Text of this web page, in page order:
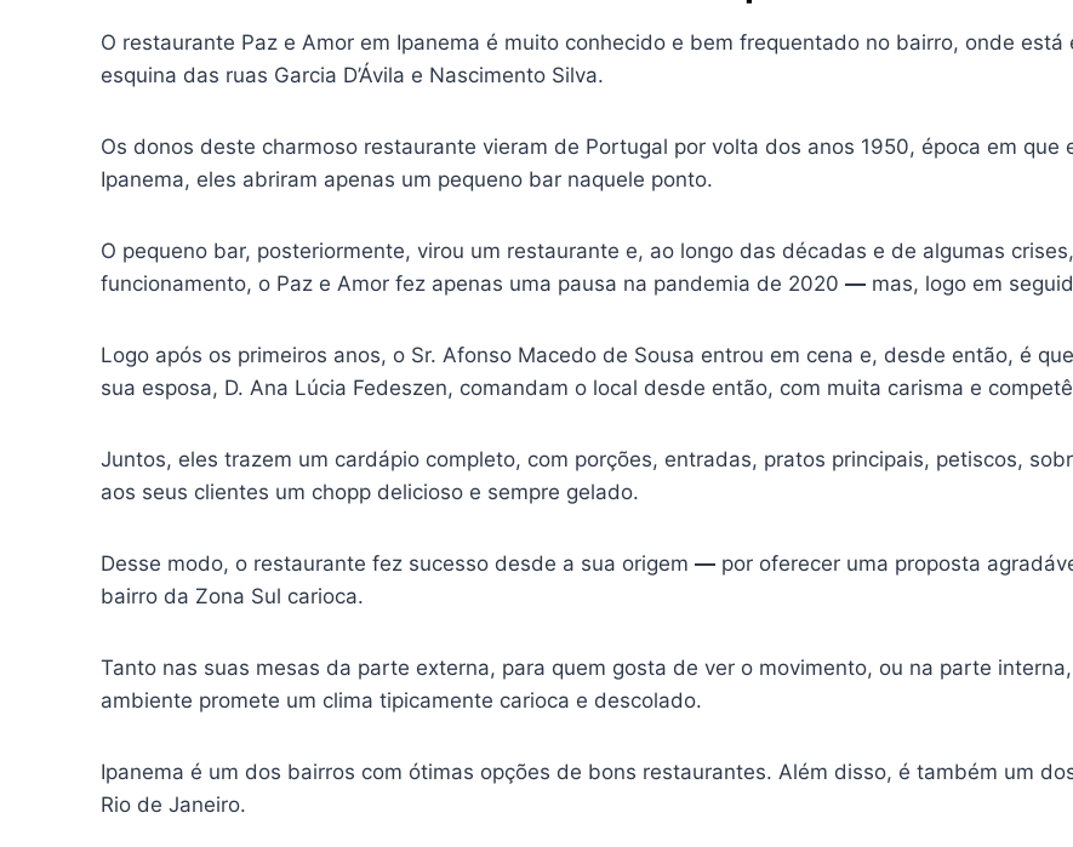
O restaurante Paz e Amor em Ipanema é muito conhecido e bem frequentado no bairro, onde
esquina das ruas Garcia D’Ávila e Nascimento Silva.
Os donos deste charmoso restaurante vieram de Portugal por volta dos anos 1950, época em
Ipanema, eles abriram apenas um pequeno bar naquele ponto.
O pequeno bar, posteriormente, virou um restaurante e, ao longo das décadas e de algumas
funcionamento, o Paz e Amor fez apenas uma pausa na pandemia de 2020 — mas, logo em
Logo após os primeiros anos, o Sr. Afonso Macedo de Sousa entrou em cena e, desde então, é
sua esposa, D. Ana Lúcia Fedeszen, comandam o local desde então, com muita carisma e
Juntos, eles trazem um cardápio completo, com porções, entradas, pratos principais, petiscos,
aos seus clientes um chopp delicioso e sempre gelado.
Desse modo, o restaurante fez sucesso desde a sua origem — por oferecer uma proposta
bairro da Zona Sul carioca.
Tanto nas suas mesas da parte externa, para quem gosta de ver o movimento, ou na parte
ambiente promete um clima tipicamente carioca e descolado.
Ipanema é um dos bairros com ótimas opções de bons restaurantes. Além disso, é também um
Rio de Janeiro.